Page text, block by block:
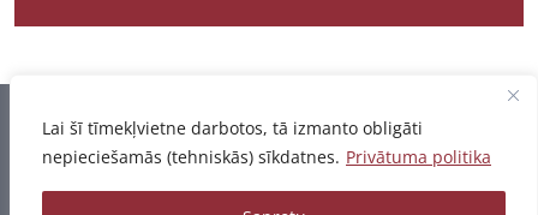
Lai šī tīmekļvietne darbotos, tā izmanto obligāti
nepieciešamās (tehniskās) sīkdatnes. Privātuma politika
Informācija pēdējo reizi atjaunota 07.08.2026